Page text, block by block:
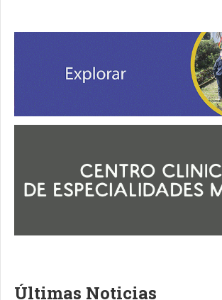
Últimas Noticias